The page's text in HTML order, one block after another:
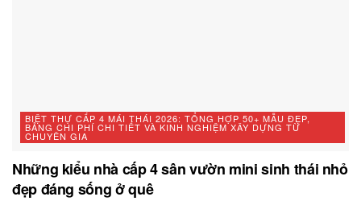
BIỆT THỰ CẤP 4 MÁI THÁI 2026: TỔNG HỢP 50+ MẪU ĐẸP,
BẢNG CHI PHÍ CHI TIẾT VÀ KINH NGHIỆM XÂY DỰNG TỪ
CHUYÊN GIA
Những kiểu nhà cấp 4 sân vườn mini sinh thái nhỏ
đẹp đáng sống ở quê